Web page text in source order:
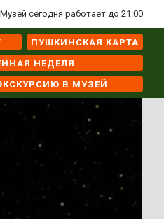
Музей сегодня работает до 21:00
ПУШКИНСКАЯ КАРТА
НЕДЕЛЯ
В МУЗЕЙ